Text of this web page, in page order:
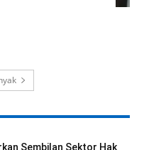
Sembilan Sektor Hak